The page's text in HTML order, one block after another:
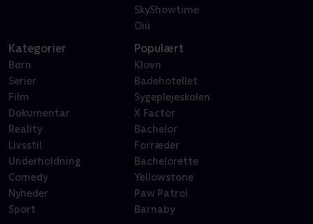
SkyShowtime
Oiii
Kategorier
Børn
Serier
Film
Dokumentar
Reality
Livsstil
Underholdning
Comedy
Nyheder
Sport
Populært
Klovn
Badehotellet
Sygeplejeskolen
X Factor
Bachelor
Forræder
Bachelorette
Yellowstone
Paw Patrol
Barnaby